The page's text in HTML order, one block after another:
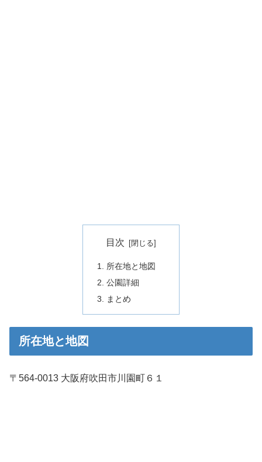
目次
所在地と地図
公園詳細
まとめ
所在地と地図
〒564-0013 大阪府吹田市川園町６１